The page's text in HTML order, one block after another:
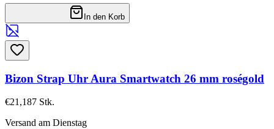
In den Korb
Bizon Strap Uhr Aura Smartwatch 26 mm roségold
€21,187 Stk.
Versand am Dienstag